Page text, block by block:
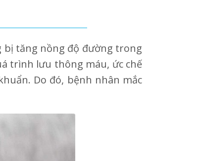
bị tăng nồng độ đường trong
trình lưu thông máu, ức chế
Do đó, bệnh nhân mắc